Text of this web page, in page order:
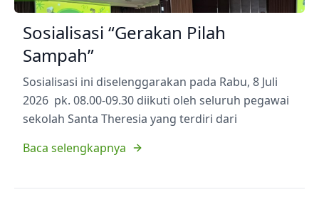
Sosialisasi “Gerakan Pilah
Sampah”
Sosialisasi ini diselenggarakan pada Rabu, 8 Juli
2026 pk. 08.00-09.30 diikuti oleh seluruh pegawai
sekolah Santa Theresia yang terdiri dari
Baca selengkapnya